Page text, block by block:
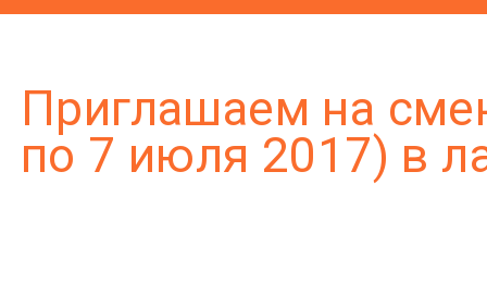
Приглашаем на
по 7 июля 2017) в